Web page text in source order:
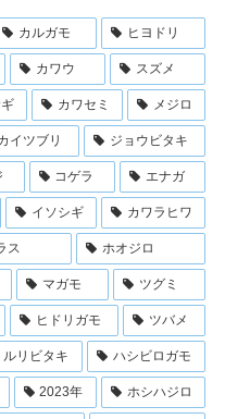
カルガモ ヒヨドリ
カワウ スズメ
カワセミ メジロ
イツブリ ジョウビタキ
コゲラ エナガ
イソシギ カワラヒワ
ス ホオジロ
マガモ ツグミ
ヒドリガモ ツバメ
ルリビタキ ハシビロガモ
2023年 ホシハジロ